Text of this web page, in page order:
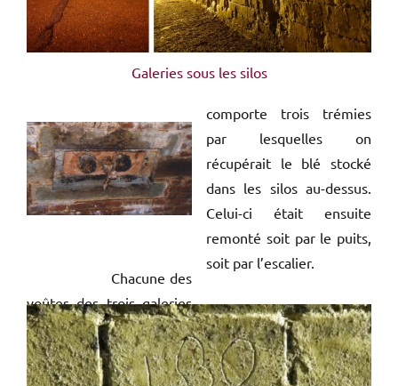
Galeries sous les silos
Chacune des
voûtes des trois galeries
comporte trois trémies
par lesquelles on
récupérait le blé stocké
dans les silos au-dessus.
Celui-ci était ensuite
remonté soit par le puits,
soit par l’escalier.